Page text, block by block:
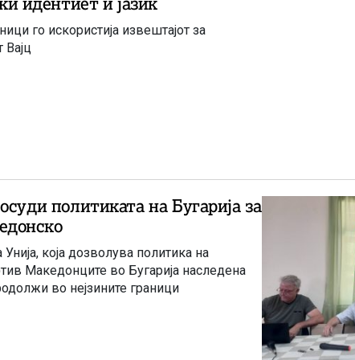
го искористија извештајот за
Вајц
политиката на Бугарија за
која дозволува политика на
Македонците во Бугарија наследена
во нејзините граници